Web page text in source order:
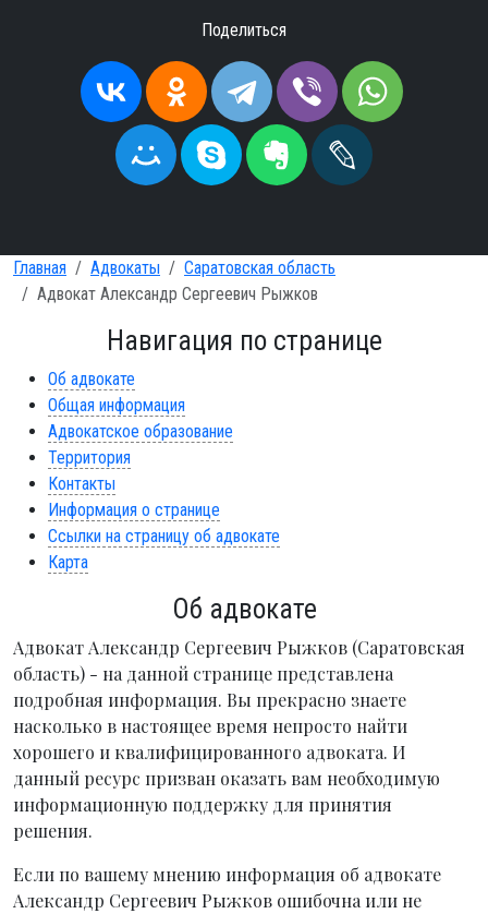
Поделиться
Главная Адвокаты
Саратовская область
Адвокат Александр Сергеевич Рыжков
Навигация по странице
Об адвокате
Общая информация
Адвокатское образование
Территория
Контакты
Информация о странице
Ссылки на страницу об адвокате
Карта
Об адвокате
Адвокат Александр Сергеевич Рыжков (Саратовская
область) - на данной странице представлена
подробная информация. Вы прекрасно знаете
насколько в настоящее время непросто найти
хорошего и квалифицированного адвоката. И
данный ресурс призван оказать вам необходимую
информационную поддержку для принятия
решения.
Если по вашему мнению информация об адвокате
Александр Сергеевич Рыжков ошибочна или не